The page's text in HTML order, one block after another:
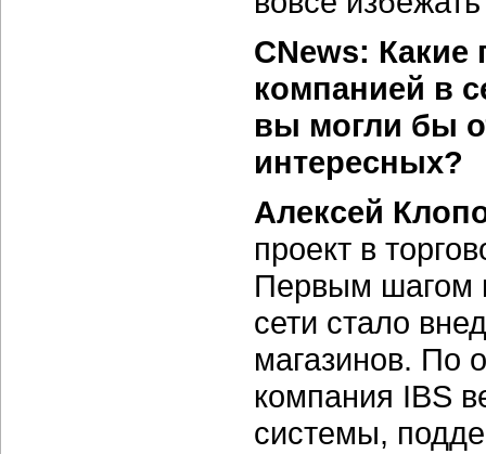
CNews:
компанией в
вы могли бы
интересных?
Алексей
проект в
Первым шагом
сети стало
магазинов. По
компания IBS
системы,